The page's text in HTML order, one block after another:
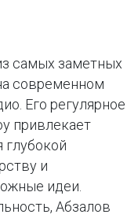
самых заметных
современном
Его регулярное
привлекает
глубокой
и
идеи.
Абзалов